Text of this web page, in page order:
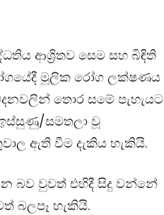
ආශ්‍රිතව සෙම සහ බිඳිති
මූලික රෝග ලක්ෂණය
තොර සමේ පැහැයට
ඉස්සුණු/සමතලා වූ
ඇති වීම දැකිය හැකියි.
බව වුවත් එහිදී සිදු වන්නේ
බලපෑ හැකියි.